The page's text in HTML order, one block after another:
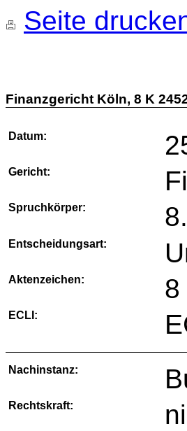
Seite
Finanzgericht Köln, 8 K
Datum:
Gericht:
Spruchkörper:
Entscheidungsart:
Aktenzeichen: 8
ECLI:
Nachinstanz:
Rechtskraft: